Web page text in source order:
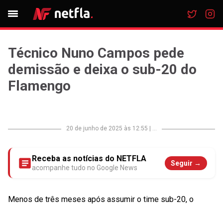
Técnico Nuno Campos pede
demissão e deixa o sub-20 do
Flamengo
20 de junho de 2025 às 12:55 ...
Receba as notícias do NETFLA
acompanhe tudo no Google News
Seguir →
Menos de três meses após assumir o time sub-20, o